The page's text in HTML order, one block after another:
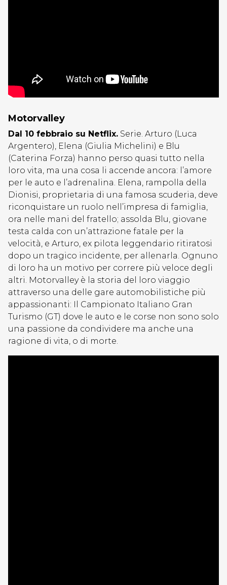
Motorvalley
Dal 10 febbraio su Netflix. Serie. Arturo (Luca
Argentero), Elena (Giulia Michelini) e Blu
(Caterina Forza) hanno perso quasi tutto nella
loro vita, ma una cosa li accende ancora: l’amore
per le auto e l’adrenalina. Elena, rampolla della
Dionisi, proprietaria di una famosa scuderia, deve
riconquistare un ruolo nell’impresa di famiglia,
ora nelle mani del fratello; assolda Blu, giovane
testa calda con un’attrazione fatale per la
velocità, e Arturo, ex pilota leggendario ritiratosi
dopo un tragico incidente, per allenarla. Ognuno
di loro ha un motivo per correre più veloce degli
altri. Motorvalley è la storia del loro viaggio
attraverso una delle gare automobilistiche più
appassionanti: Il Campionato Italiano Gran
Turismo (GT) dove le auto e le corse non sono solo
una passione da condividere ma anche una
ragione di vita, o di morte.